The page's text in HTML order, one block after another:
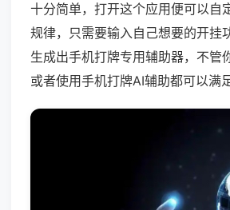
十分简单，打开这个应用便可以自
规律，只需要输入自己想要的开挂
生成出手机打牌专用辅助器，不管
或者使用手机打牌AI辅助都可以满